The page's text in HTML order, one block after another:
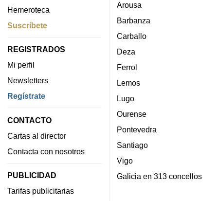
Hemeroteca
Suscríbete
REGISTRADOS
Mi perfil
Newsletters
Regístrate
CONTACTO
Cartas al director
Contacta con nosotros
PUBLICIDAD
Tarifas publicitarias
Arousa
Barbanza
Carballo
Deza
Ferrol
Lemos
Lugo
Ourense
Pontevedra
Santiago
Vigo
Galicia en 313 concellos